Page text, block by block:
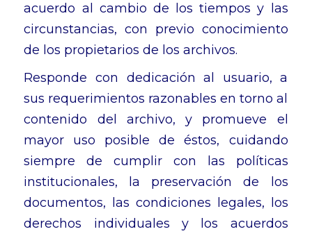
acuerdo al cambio de los tiempos y las
circunstancias, con previo conocimiento
de los propietarios de los archivos.
Responde con dedicación al usuario, a
sus requerimientos razonables en torno al
contenido del archivo, y promueve el
mayor uso posible de éstos, cuidando
siempre de cumplir con las políticas
institucionales, la preservación de los
documentos, las condiciones legales, los
derechos individuales y los acuerdos